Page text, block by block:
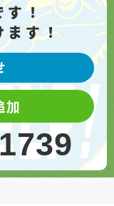
す！
ます！
加